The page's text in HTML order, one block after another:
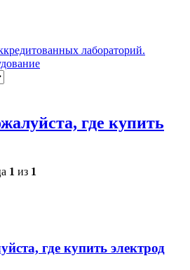
лабораторий.
где купить
1 из 1
где купить электрод